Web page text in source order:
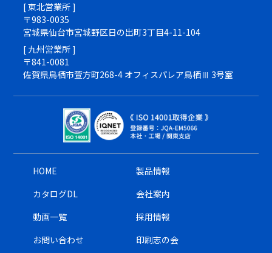
[ 東北営業所 ]
〒983-0035
宮城県仙台市宮城野区日の出町3丁目4-11-104
[ 九州営業所 ]
〒841-0081
佐賀県鳥栖市萱方町268-4 オフィスパレア鳥栖Ⅲ 3号室
HOME
製品情報
カタログDL
会社案内
動画一覧
採用情報
お問い合わせ
印刷志の会